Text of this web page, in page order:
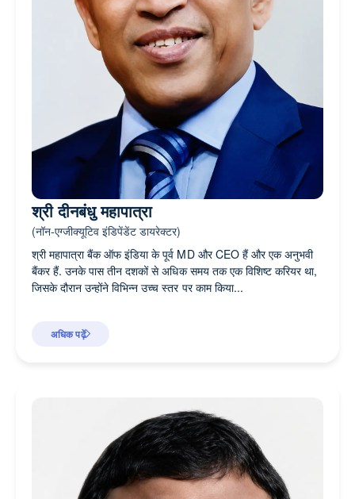
श्री दीनबंधु महापात्रा
(नॉन-एग्जीक्यूटिव इंडिपेंडेंट डायरेक्टर)
श्री महापात्रा बैंक ऑफ इंडिया के पूर्व MD और CEO हैं और एक अनुभवी
बैंकर हैं. उनके पास तीन दशकों से अधिक समय तक एक विशिष्ट करियर था,
जिसके दौरान उन्होंने विभिन्न उच्च स्तर पर काम किया...
अधिक पढ़ें